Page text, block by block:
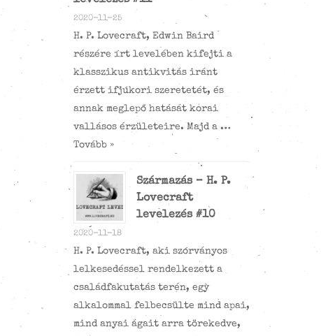
2020-11-25
H. P. Lovecraft, Edwin Baird
részére írt levelében kifejti a
klasszikus antikvitás iránt
érzett ifjúkori szeretetét, és
annak meglepő hatását korai
vallásos érzületeire. Majd a …
Tovább »
Származás – H. P.
Lovecraft
levelezés #10
2020-11-18
H. P. Lovecraft, aki szórványos
lelkesedéssel rendelkezett a
családfakutatás terén, egy
alkalommal felbecsülte mind apai,
mind anyai ágait arra törekedve,